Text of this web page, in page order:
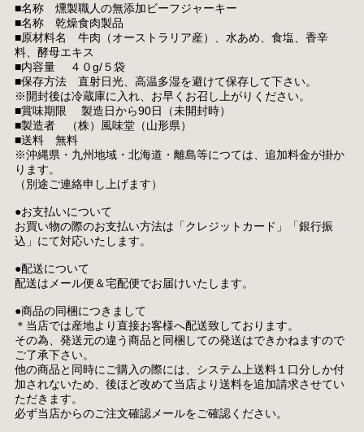
■名称 燻製職人の無添加ビーフジャーキー
■名称 乾燥食肉製品
■原材料名 牛肉（オーストラリア産）、水あめ、食塩、香辛
料、酵母エキス
■内容量 ４０g/５袋
■保存方法 直射日光、高温多湿を避けて保存して下さい。
※開封後は冷蔵庫に入れ、お早くお召し上がりください。
■賞味期限 製造日から90日（未開封時）
■製造者 （株）風味堂（山形県）
■送料 無料
※沖縄県・九州地域・北海道・離島等につては、追加料金が掛か
ります。
（別途ご連絡申し上げます）
●お支払いについて
お買い物の際のお支払い方法は「クレジットカード」「銀行振
込」にて対応いたします。
●配送について
配送はメール便＆宅配便でお届けいたします。
●商品の同梱につきまして
＊当店では産地より直接お客様へ配送致しております。
その為、発送元の違う商品と同梱しての発送はできかねますので
ご了承下さい。
他の商品と同時にご購入の際には、システム上送料１口分しか付
加されないため、後ほど改めて当店より送料を追加請求させてい
ただきます。
必ず当店からのご注文確認メールをご確認ください。